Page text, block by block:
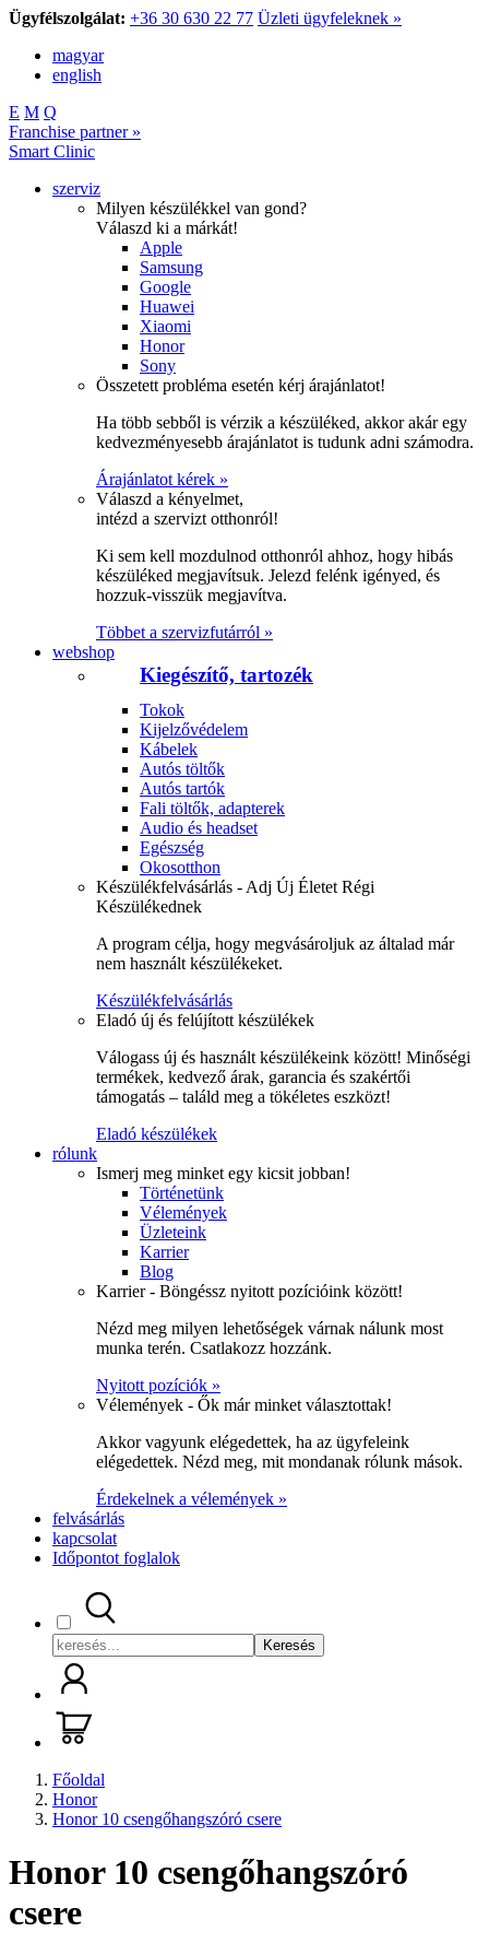
Ügyfélszolgálat: +36 30 630 22 77 Üzleti ügyfeleknek »
magyar
english
E M Q
Franchise partner »
Smart Clinic
szerviz
Milyen készülékkel van gond?
Válaszd ki a márkát!
Apple
Samsung
Google
Huawei
Xiaomi
Honor
Sony
Összetett probléma esetén kérj árajánlatot!
Ha több sebből is vérzik a készüléked, akkor akár egy
kedvezményesebb árajánlatot is tudunk adni számodra.
Árajánlatot kérek »
Válaszd a kényelmet,
intézd a szervizt otthonról!
Ki sem kell mozdulnod otthonról ahhoz, hogy hibás
készüléked megjavítsuk. Jelezd felénk igényed, és
hozzuk-visszük megjavítva.
Többet a szervizfutárról »
webshop
Kiegészítő, tartozék
Tokok
Kijelzővédelem
Kábelek
Autós töltők
Autós tartók
Fali töltők, adapterek
Audio és headset
Egészség
Okosotthon
Készülékfelvásárlás - Adj Új Életet Régi
Készülékednek
A program célja, hogy megvásároljuk az általad már
nem használt készülékeket.
Készülékfelvásárlás
Eladó új és felújított készülékek
Válogass új és használt készülékeink között! Minőségi
termékek, kedvező árak, garancia és szakértői
támogatás – találd meg a tökéletes eszközt!
Eladó készülékek
rólunk
Ismerj meg minket egy kicsit jobban!
Történetünk
Vélemények
Üzleteink
Karrier
Blog
Karrier - Böngéssz nyitott pozícióink között!
Nézd meg milyen lehetőségek várnak nálunk most
munka terén. Csatlakozz hozzánk.
Nyitott pozíciók »
Vélemények - Ők már minket választottak!
Akkor vagyunk elégedettek, ha az ügyfeleink
elégedettek. Nézd meg, mit mondanak rólunk mások.
Érdekelnek a vélemények »
felvásárlás
kapcsolat
Időpontot foglalok
Keresés
Főoldal
Honor
Honor 10 csengőhangszóró csere
Honor 10 csengőhangszóró
csere